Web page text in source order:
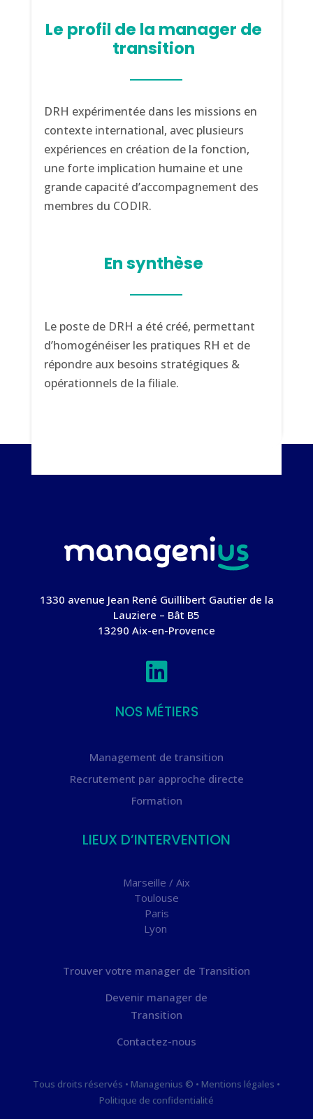
Le profil de la manager de
transition
DRH expérimentée dans les missions en
contexte international, avec plusieurs
expériences en création de la fonction,
une forte implication humaine et une
grande capacité d’accompagnement des
membres du CODIR.
En synthèse
Le poste de DRH a été créé, permettant
d’homogénéiser les pratiques RH et de
répondre aux besoins stratégiques &
opérationnels de la filiale.
1330 avenue Jean René Guillibert Gautier de la
Lauziere – Bât B5
13290 Aix-en-Provence

NOS MÉTIERS
Management de transition
Recrutement par approche directe
Formation
LIEUX D’INTERVENTION
Marseille / Aix
Toulouse
Paris
Lyon
Trouver votre manager de Transition
Devenir manager de
Transition
Contactez-nous
Tous droits réservés • Managenius © • Mentions légales •
Politique de confidentialité